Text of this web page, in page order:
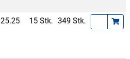
25.25 15 Stk. 349 Stk.